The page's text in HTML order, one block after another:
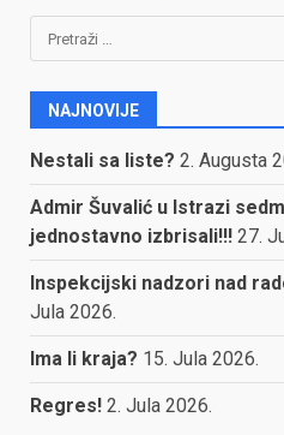
Pretraga:
NAJNOVIJE
Nestali sa liste? 2. Augusta
Admir Šuvalić u Istrazi
jednostavno izbrisali!!! 27.
Inspekcijski nadzori nad
Jula 2026.
Ima li kraja? 15. Jula 2026.
Regres! 2. Jula 2026.